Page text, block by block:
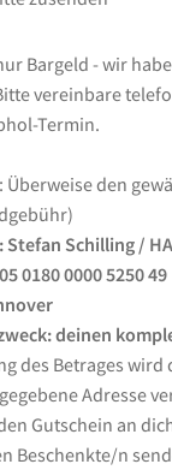
Bargeld - wir
vereinbare
Termin.
: Überweise den
Schilling /
0180 0000 5250 49
deinen
des Betrages wird
Adresse
Gutschein an
Beschenkte/n